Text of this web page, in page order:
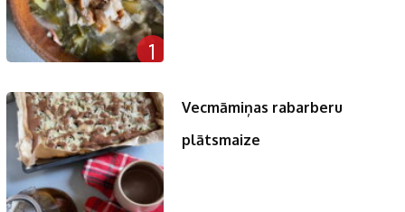
1
Vecmāmiņas rabarberu
plātsmaize